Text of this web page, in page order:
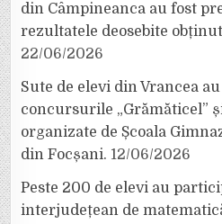
din Câmpineanca au fost
rezultatele deosebite
22/06/2026
Sute de elevi din Vrancea
concursurile „Grămăticel”
organizate de Școala
din Focșani. 12/06/2026
Peste 200 de elevi au
interjudețean de